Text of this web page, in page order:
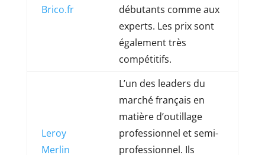
Brico.fr
débutants comme aux
experts. Les prix sont
également très
compétitifs.
Leroy
Merlin
L’un des leaders du
marché français en
matière d’outillage
professionnel et semi-
professionnel. Ils